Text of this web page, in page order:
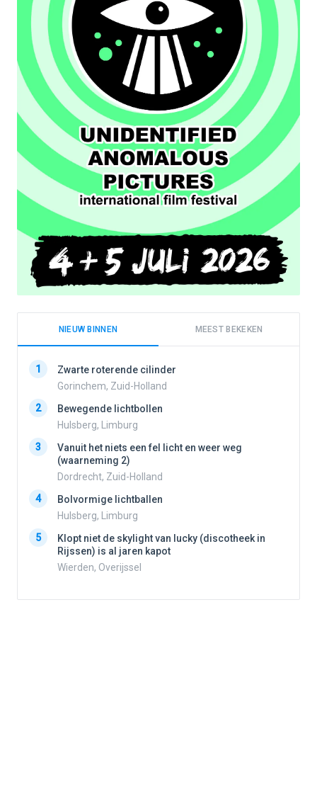
NIEUW BINNEN MEEST BEKEKEN
1
Zwarte roterende cilinder
Gorinchem, Zuid-Holland
2
Bewegende lichtbollen
Hulsberg, Limburg
3
Vanuit het niets een fel licht en weer weg
(waarneming 2)
Dordrecht, Zuid-Holland
4
Bolvormige lichtballen
Hulsberg, Limburg
5
Klopt niet de skylight van lucky (discotheek in
Rijssen) is al jaren kapot
Wierden, Overijssel